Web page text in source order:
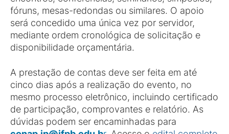
fóruns, mesas-redondas ou similares. O apoio
será concedido uma única vez por servidor,
mediante ordem cronológica de solicitação e
disponibilidade orçamentária.
A prestação de contas deve ser feita em até
cinco dias após a realização do evento, no
mesmo processo eletrônico, incluindo certificado
de participação, comprovantes e relatório. As
dúvidas podem ser encaminhadas para